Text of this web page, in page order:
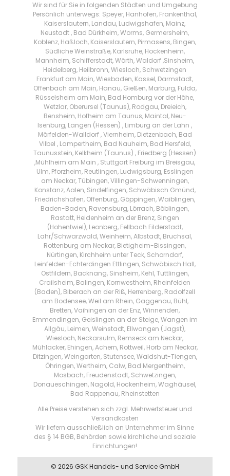
Wir sind für Sie in folgenden Städten und Umgebung
Persönlich unterwegs: Speyer, Hanhofen, Frankenthal,
Kaiserslautern, Landau, Ludwigshafen, Mainz,
Neustadt , Bad Dürkheim, Worms, Germersheim,
Koblenz, Haßloch, Kaiserslautern, Pirmasens, Bingen,
Südliche Weinstraße, Karlsruhe, Hockenheim,
Mannheim, Schifferstadt, Wörth, Waldorf ,Sinsheim,
Heidelberg, Heilbronn, Wiesloch, Schwetzingen
Frankfurt am Main, Wiesbaden, Kassel, Darmstadt,
Offenbach am Main, Hanau, Gießen, Marburg, Fulda,
Rüsselsheim am Main, Bad Homburg vor der Höhe,
Wetzlar, Oberursel (Taunus), Rodgau, Dreieich,
Bensheim, Hofheim am Taunus, Maintal, Neu-
Isenburg, Langen (Hessen) , Limburg an der Lahn ,
Mörfelden-Walldorf , Viernheim, Dietzenbach, Bad
Vilbel , Lampertheim, Bad Nauheim, Bad Hersfeld,
Taunusstein, Kelkheim (Taunus) , Friedberg (Hessen)
,Mühlheim am Main , Stuttgart Freiburg im Breisgau,
Ulm, Pforzheim, Reutlingen, Ludwigsburg, Esslingen
am Neckar, Tübingen, Villingen-Schwenningen,
Konstanz, Aalen, Sindelfingen, Schwäbisch Gmünd,
Friedrichshafen, Offenburg, Göppingen, Waiblingen,
Baden-Baden, Ravensburg, Lörrach, Böblingen,
Rastatt, Heidenheim an der Brenz, Singen
(Hohentwiel), Leonberg, Fellbach Filderstadt,
Lahr/Schwarzwald, Weinheim, Albstadt, Bruchsal,
Rottenburg am Neckar, Bietigheim-Bissingen,
Nürtingen, Kirchheim unter Teck, Schorndorf,
Leinfelden-Echterdingen Ettlingen, Schwäbisch Hall,
Ostfildern, Backnang, Sinsheim, Kehl, Tuttlingen,
Crailsheim, Balingen, Kornwestheim, Rheinfelden
(Baden), Biberach an der Riß, Herrenberg, Radolfzell
am Bodensee, Weil am Rhein, Gaggenau, Bühl,
Bretten, Vaihingen an der Enz, Winnenden,
Emmendingen, Geislingen an der Steige, Wangen im
Allgäu, Leimen, Weinstadt, Ellwangen (Jagst),
Wiesloch, Neckarsulm, Remseck am Neckar,
Mühlacker, Ehingen, Achern, Rottweil, Horb am Neckar,
Ditzingen, Weingarten, Stutensee, Waldshut-Tiengen,
Öhringen, Wertheim, Calw, Bad Mergentheim,
Mosbach, Freudenstadt, Schwetzingen,
Donaueschingen, Nagold, Hockenheim, Waghäusel,
Bad Rappenau, Rheinstetten
Alle Preise verstehen sich zzgl. Mehrwertsteuer und
Versandkosten
Wir liefern ausschließlich an Unternehmer im Sinne
des § 14 BGB, Behörden sowie kirchliche und soziale
Einrichtungen!
© 2026 GSK Handels- und Service GmbH